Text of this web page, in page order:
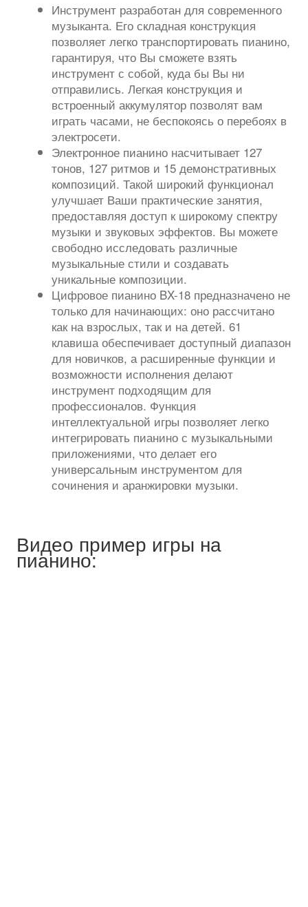
Инструмент разработан для современного
музыканта. Его складная конструкция
позволяет легко транспортировать пианино,
гарантируя, что Вы сможете взять
инструмент с собой, куда бы Вы ни
отправились. Легкая конструкция и
встроенный аккумулятор позволят вам
играть часами, не беспокоясь о перебоях в
электросети.
Электронное пианино насчитывает 127
тонов, 127 ритмов и 15 демонстративных
композиций. Такой широкий функционал
улучшает Ваши практические занятия,
предоставляя доступ к широкому спектру
музыки и звуковых эффектов. Вы можете
свободно исследовать различные
музыкальные стили и создавать
уникальные композиции.
Цифровое пианино BX-18 предназначено не
только для начинающих: оно рассчитано
как на взрослых, так и на детей. 61
клавиша обеспечивает доступный диапазон
для новичков, а расширенные функции и
возможности исполнения делают
инструмент подходящим для
профессионалов. Функция
интеллектуальной игры позволяет легко
интегрировать пианино с музыкальными
приложениями, что делает его
универсальным инструментом для
сочинения и аранжировки музыки.
Видео пример игры на
пианино: